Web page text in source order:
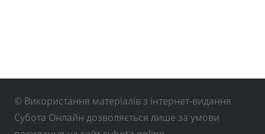
© Використання матеріалів з інтернет-видання
Субота Онлайн дозволяється лише за умови